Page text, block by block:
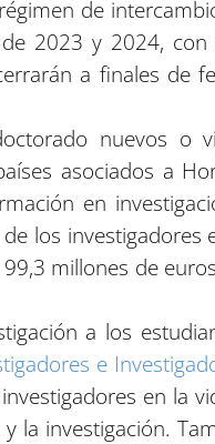
de
2023 y 2024,
a finales de
nuevos o
asociados a
en
los investigadores
millones de
a los
e
en la
la investigación.